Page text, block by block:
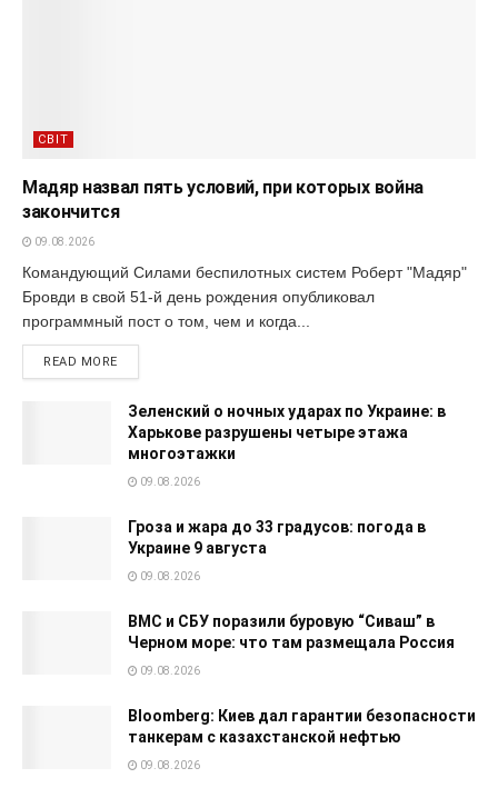
СВІТ
Мадяр назвал пять условий, при которых война
закончится
09.08.2026
Командующий Силами беспилотных систем Роберт "Мадяр"
Бровди в свой 51-й день рождения опубликовал
программный пост о том, чем и когда...
READ MORE
Зеленский о ночных ударах по Украине: в
Харькове разрушены четыре этажа
многоэтажки
09.08.2026
Гроза и жара до 33 градусов: погода в
Украине 9 августа
09.08.2026
ВМС и СБУ поразили буровую “Сиваш” в
Черном море: что там размещала Россия
09.08.2026
Bloomberg: Киев дал гарантии безопасности
танкерам с казахстанской нефтью
09.08.2026